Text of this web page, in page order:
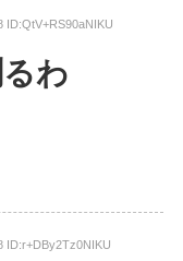
ID:QtV+RS90aNIKU
わ
ID:r+DBy2Tz0NIKU